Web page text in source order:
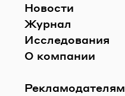
Новости
Журнал
Исследования
О компании
Рекламодателям